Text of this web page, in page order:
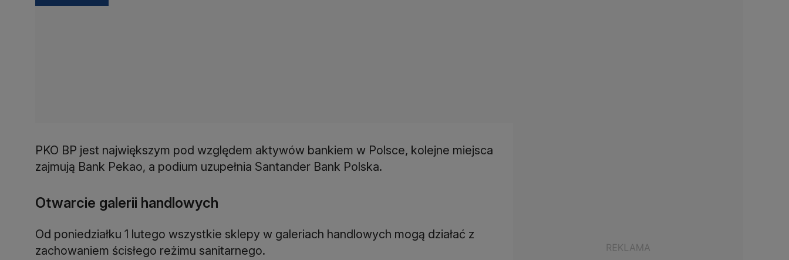
PKO BP jest największym pod względem aktywów bankiem w Polsce, kolejne miejsca
zajmują Bank Pekao, a podium uzupełnia Santander Bank Polska.
Otwarcie galerii handlowych
Od poniedziałku 1 lutego wszystkie sklepy w galeriach handlowych mogą działać z
zachowaniem ścisłego reżimu sanitarnego.